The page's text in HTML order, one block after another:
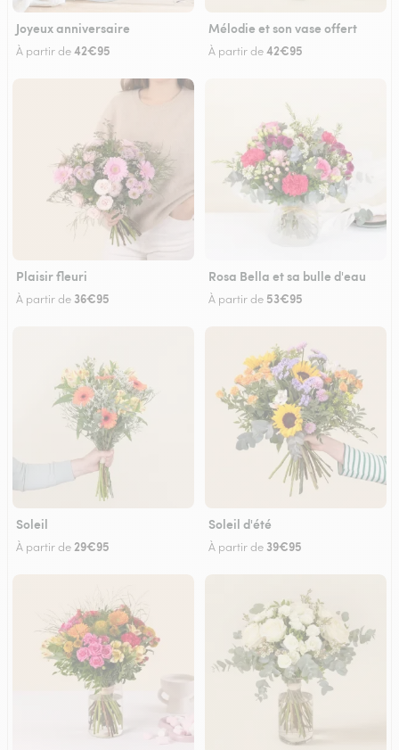
Joyeux anniversaire
À partir de42€95
Mélodie et son vase offert
À partir de42€95
Plaisir fleuri
À partir de 36€95
Rosa Bella et sa bulle d'eau
À partir de 53€95
Soleil
À partir de 29€95
Soleil d'été
À partir de 39€95